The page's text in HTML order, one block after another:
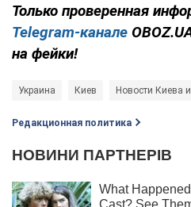
Только проверенная
Telegram-канале
на фейки!
Украина Киев Новости Киева
Редакционная политика